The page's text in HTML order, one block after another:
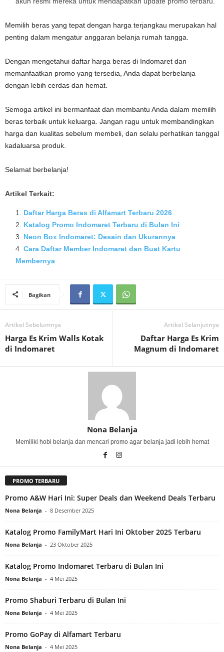
Memilih beras yang tepat dengan harga terjangkau merupakan hal
penting dalam mengatur anggaran belanja rumah tangga.
Dengan mengetahui daftar harga beras di Indomaret dan
memanfaatkan promo yang tersedia, Anda dapat berbelanja
dengan lebih cerdas dan hemat.
Semoga artikel ini bermanfaat dan membantu Anda dalam memilih
beras terbaik untuk keluarga. Jangan ragu untuk membandingkan
harga dan kualitas sebelum membeli, dan selalu perhatikan tanggal
kadaluarsa produk.
Selamat berbelanja!
Artikel Terkait:
Daftar Harga Beras di Alfamart Terbaru 2026
Katalog Promo Indomaret Terbaru di Bulan Ini
Neon Box Indomaret: Desain dan Ukurannya
Cara Daftar Member Indomaret dan Buat Kartu
Membernya
Bagikan
Artikel Sebelumnya
Harga Es Krim Walls Kotak
di Indomaret
Artikel Selanjutnya
Daftar Harga Es Krim
Magnum di Indomaret
Nona Belanja
Memiliki hobi belanja dan mencari promo agar belanja jadi lebih hemat
PROMO TERBARU
Promo A&W Hari Ini: Super Deals dan Weekend Deals Terbaru
Nona Belanja - 8 Desember 2025
Katalog Promo FamilyMart Hari Ini Oktober 2025 Terbaru
Nona Belanja - 23 Oktober 2025
Katalog Promo Indomaret Terbaru di Bulan Ini
Nona Belanja - 4 Mei 2025
Promo Shaburi Terbaru di Bulan Ini
Nona Belanja - 4 Mei 2025
Promo GoPay di Alfamart Terbaru
Nona Belanja - 4 Mei 2025